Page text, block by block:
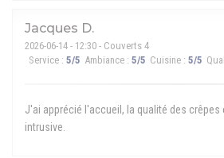
Jacques D
2026-06-14 - 12:30 - Couverts 4
Service : 5/5 Ambiance : 5/5 Cuisine : 5/5
J'ai apprécié l'accueil, la qualité des
intrusive.